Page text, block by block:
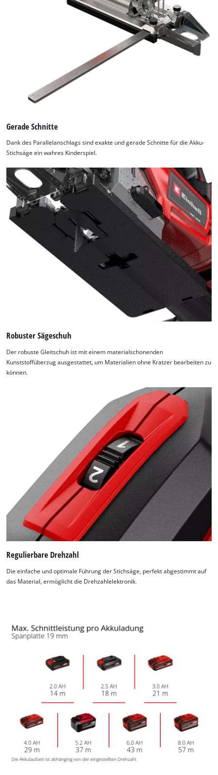
Wir benötigen deine Zustimmung, um
Google Maps laden zu können!
This content is not permitted to load due
to trackers that are not disclosed to the
visitor. The website owner needs to setup
the site with their CMP to add this content
to the list of technologies used.
Powered by
Usercentrics Consent
Gerade Schnitte
Dank des Parallelanschlags sind exakte und gerade Schnitte für die Akku-
Stichsäge ein wahres Kinderspiel.
Robuster Sägeschuh
Der robuste Gleitschuh ist mit einem materialschonenden
Kunststoffüberzug ausgestattet, um Materialien ohne Kratzer bearbeiten zu
können.
Regulierbare Drehzahl
Die einfache und optimale Führung der Stichsäge, perfekt abgestimmt auf
das Material, ermöglicht die Drehzahlelektronik.